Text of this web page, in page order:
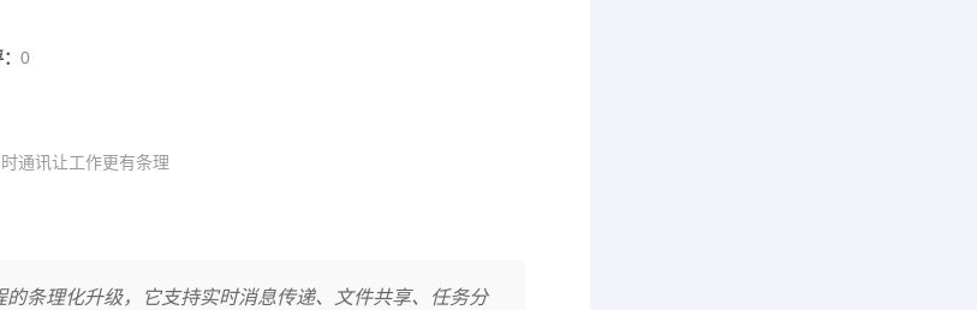
0
通讯让工作更有条理
条理化升级，它支持实时消息传递、文件共享、任务分